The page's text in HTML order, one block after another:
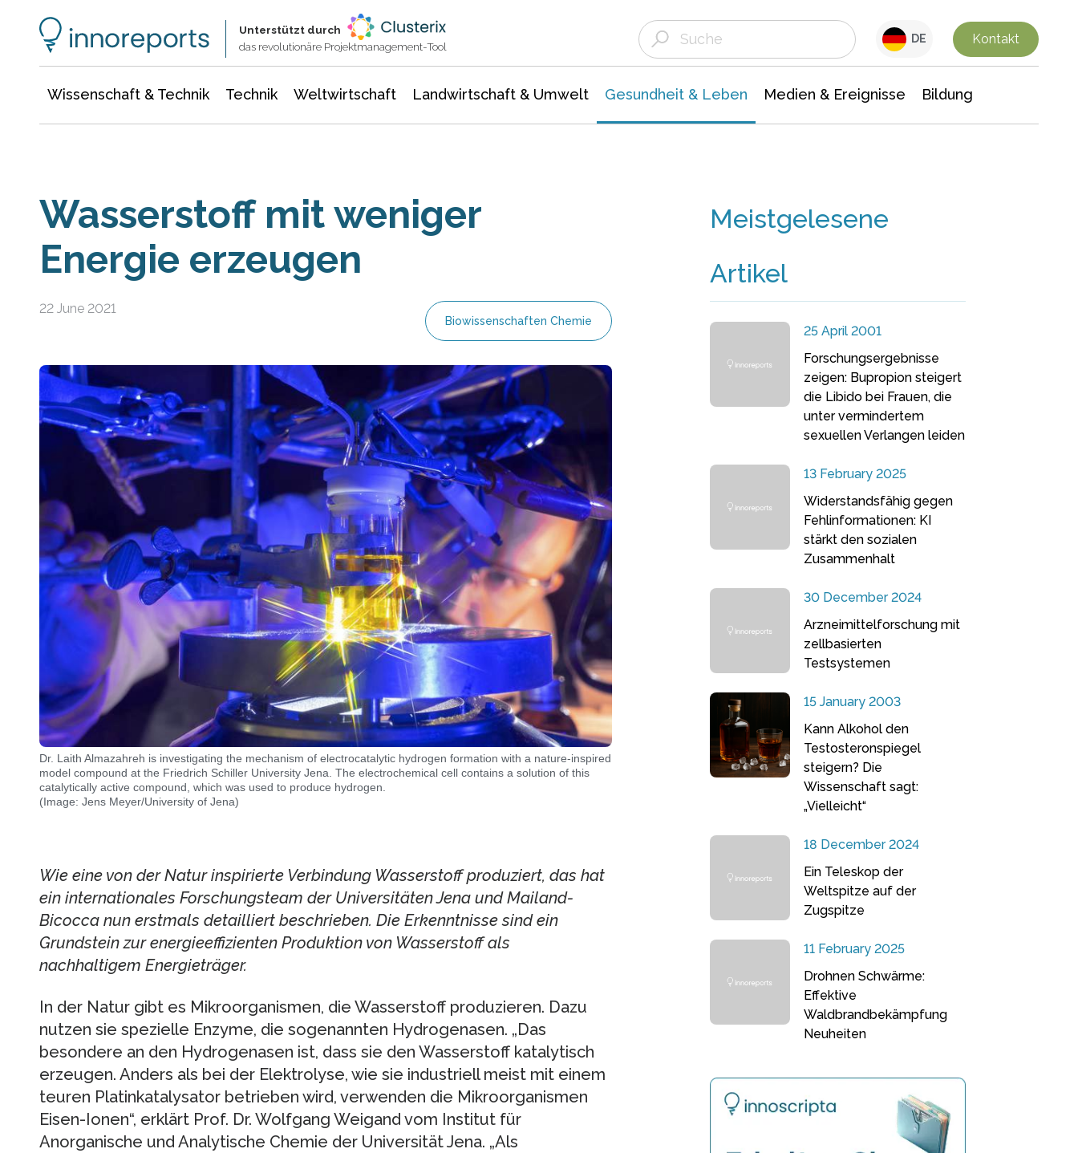
Unterstützt durch
das revolutionäre Projektmanagement-Tool
DE Kontakt
Wissenschaft & Technik Technik Weltwirtschaft Landwirtschaft & Umwelt Gesundheit & Leben Medien & Ereignisse Bildung
Wasserstoff mit weniger
Energie erzeugen
22 June 2021
Biowissenschaften Chemie
Dr. Laith Almazahreh is investigating the mechanism of electrocatalytic hydrogen formation with a nature-inspired
model compound at the Friedrich Schiller University Jena. The electrochemical cell contains a solution of this
catalytically active compound, which was used to produce hydrogen.
(Image: Jens Meyer/University of Jena)
Wie eine von der Natur inspirierte Verbindung Wasserstoff produziert, das hat
ein internationales Forschungsteam der Universitäten Jena und Mailand-
Bicocca nun erstmals detailliert beschrieben. Die Erkenntnisse sind ein
Grundstein zur energieeffizienten Produktion von Wasserstoff als
nachhaltigem Energieträger.
In der Natur gibt es Mikroorganismen, die Wasserstoff produzieren. Dazu
nutzen sie spezielle Enzyme, die sogenannten Hydrogenasen. „Das
besondere an den Hydrogenasen ist, dass sie den Wasserstoff katalytisch
erzeugen. Anders als bei der Elektrolyse, wie sie industriell meist mit einem
teuren Platinkatalysator betrieben wird, verwenden die Mikroorganismen
Eisen-Ionen“, erklärt Prof. Dr. Wolfgang Weigand vom Institut für
Anorganische und Analytische Chemie der Universität Jena. „Als
Meistgelesene
Artikel
25 April 2001
Forschungsergebnisse
zeigen: Bupropion steigert
die Libido bei Frauen, die
unter vermindertem
sexuellen Verlangen leiden
13 February 2025
Widerstandsfähig gegen
Fehlinformationen: KI
stärkt den sozialen
Zusammenhalt
30 December 2024
Arzneimittelforschung mit
zellbasierten
Testsystemen
15 January 2003
Kann Alkohol den
Testosteronspiegel
steigern? Die
Wissenschaft sagt:
„Vielleicht“
18 December 2024
Ein Teleskop der
Weltspitze auf der
Zugspitze
11 February 2025
Drohnen Schwärme:
Effektive
Waldbrandbekämpfung
Neuheiten